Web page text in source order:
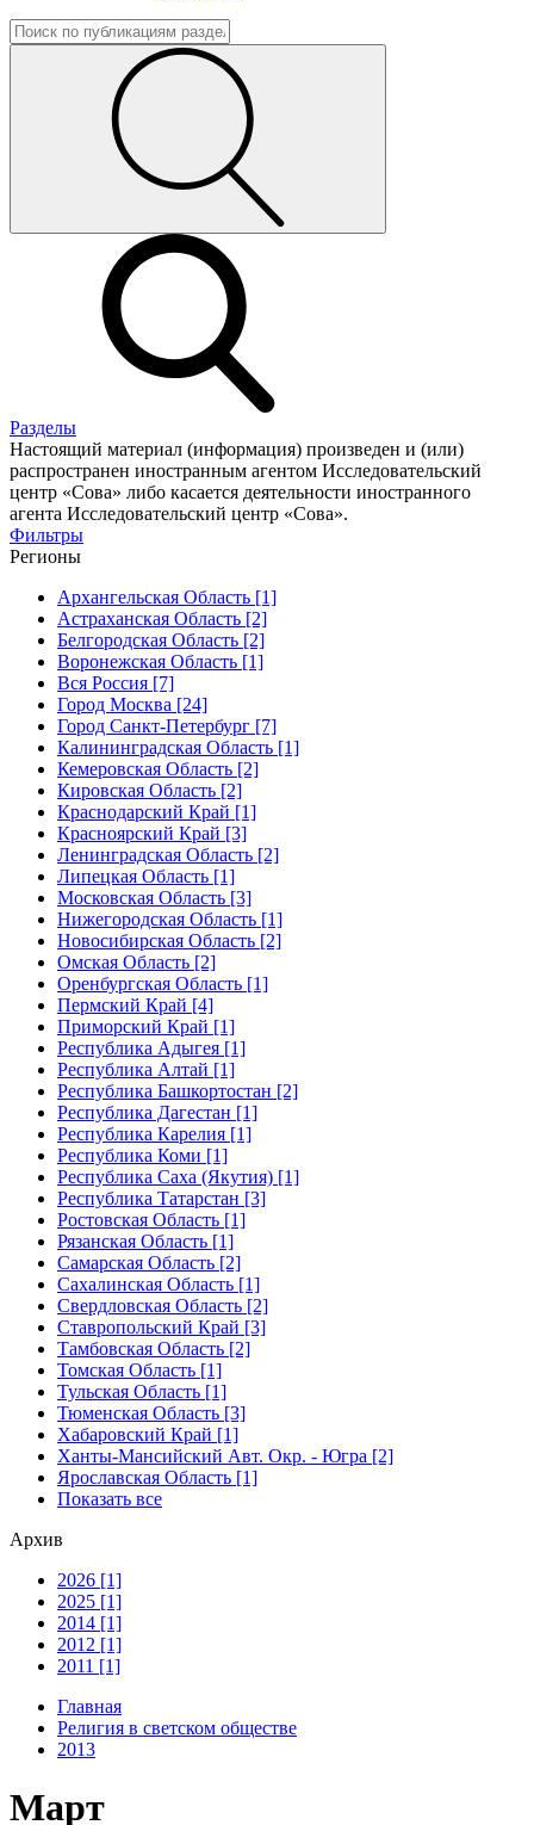
Разделы
Настоящий материал (информация) произведен и (или)
распространен иностранным агентом Исследовательский
центр «Сова» либо касается деятельности иностранного
агента Исследовательский центр «Сова».
Фильтры
Регионы
Архангельская Область [1]
Астраханская Область [2]
Белгородская Область [2]
Воронежская Область [1]
Вся Россия [7]
Город Москва [24]
Город Санкт-Петербург [7]
Калининградская Область [1]
Кемеровская Область [2]
Кировская Область [2]
Краснодарский Край [1]
Красноярский Край [3]
Ленинградская Область [2]
Липецкая Область [1]
Московская Область [3]
Нижегородская Область [1]
Новосибирская Область [2]
Омская Область [2]
Оренбургская Область [1]
Пермский Край [4]
Приморский Край [1]
Республика Адыгея [1]
Республика Алтай [1]
Республика Башкортостан [2]
Республика Дагестан [1]
Республика Карелия [1]
Республика Коми [1]
Республика Саха (Якутия) [1]
Республика Татарстан [3]
Ростовская Область [1]
Рязанская Область [1]
Самарская Область [2]
Сахалинская Область [1]
Свердловская Область [2]
Ставропольский Край [3]
Тамбовская Область [2]
Томская Область [1]
Тульская Область [1]
Тюменская Область [3]
Хабаровский Край [1]
Ханты-Мансийский Авт. Окр. - Югра [2]
Ярославская Область [1]
Показать все
Архив
2026 [1]
2025 [1]
2014 [1]
2012 [1]
2011 [1]
Главная
Религия в светском обществе
2013
Март